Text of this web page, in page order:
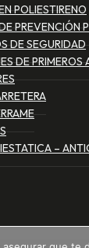
POLIESTIRENO
PREVENCIÓN
DE SEGURIDAD
DE PRIMEROS
–